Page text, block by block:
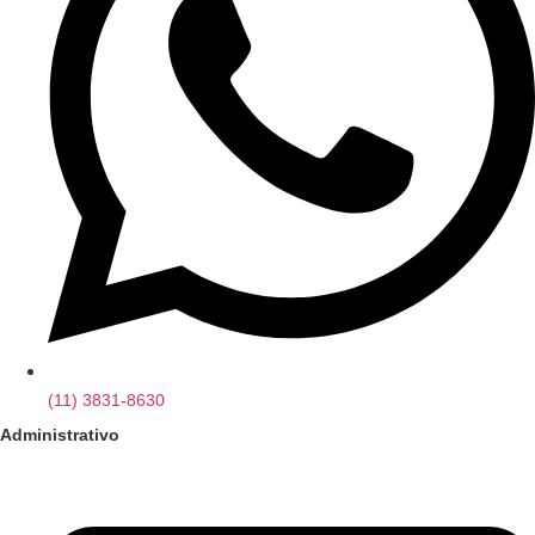
(11) 3831-8630
Administrativo